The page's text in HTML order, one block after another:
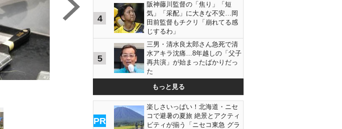
4
阪神藤川監督の「焦り」「短
気」「采配」に大きな不安…岡
田前監督もチクリ「崩れてる感
じするわ」
5
三男・清水良太郎さん急死で清
水アキラ沈痛…8年越しの「父子
再共演」が始まったばかりだっ
た
もっと見る
PR
楽しさいっぱい！北海道・ニセ
コで避暑の夏旅 絶景とアクティ
ビティが揃う「ニセコ東急 グラ